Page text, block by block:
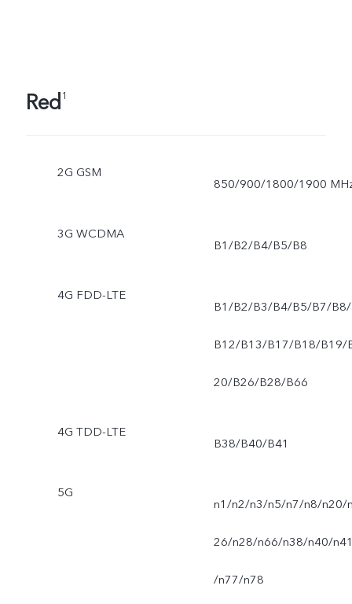
Red1
2G GSM
850/900/1800/1900
3G WCDMA
B1/B2/B4/B5/B8
4G FDD-LTE
B1/B2/B3/B4/B5/B7/B8/
B12/B13/B17/B18/B19/
20/B26/B28/B66
4G TDD-LTE
B38/B40/B41
5G
n1/n2/n3/n5/n7/n8/n20/
26/n28/n66/n38/n40/
/n77/n78